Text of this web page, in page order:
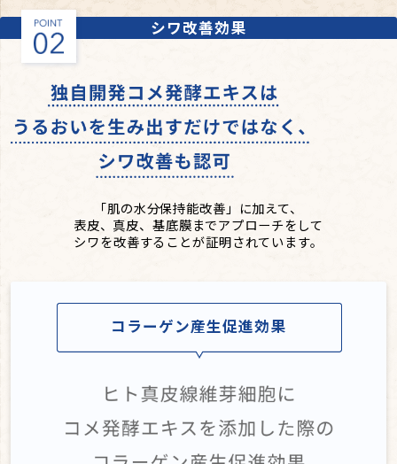
シワ改善効果
「肌の水分保持能改善」に加えて、
表皮、真皮、基底膜までアプローチをして
シワを改善することが証明されています。
コラーゲン産生促進効果